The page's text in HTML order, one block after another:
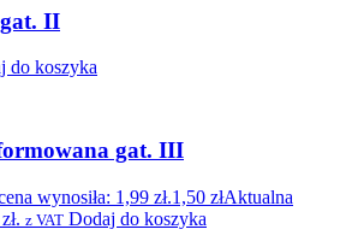
gat. II
do koszyka
formowana gat. III
wynosiła: 1,99 zł.1,50 złAktualna
z VAT Dodaj do koszyka